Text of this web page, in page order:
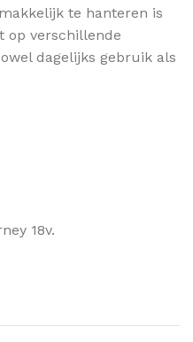
te hanteren is
op verschillende
dagelijks gebruik als
18v.